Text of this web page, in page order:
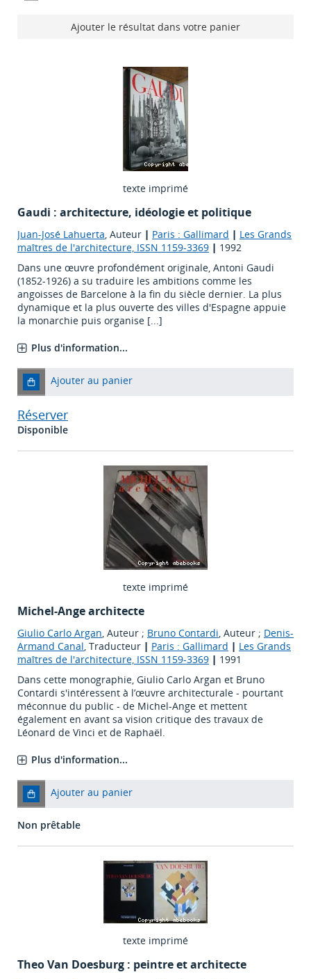
Ajouter le résultat dans votre panier
texte imprimé
Gaudi : architecture, idéologie et politique
Juan-José Lahuerta, Auteur | Paris : Gallimard | Les Grands
maîtres de l'architecture, ISSN 1159-3369 | 1992
Dans une œuvre profondément originale, Antoni Gaudi
(1852-1926) a su traduire les ambitions comme les
angoisses de Barcelone à la fin du siècle dernier. La plus
dynamique et la plus ouverte des villes d'Espagne appuie
la monarchie puis organise [...]
Plus d'information...
Ajouter au panier
Réserver
Disponible
texte imprimé
Michel-Ange architecte
Giulio Carlo Argan, Auteur ; Bruno Contardi, Auteur ; Denis-
Armand Canal, Traducteur | Paris : Gallimard | Les Grands
maîtres de l'architecture, ISSN 1159-3369 | 1991
Dans cette monographie, Giulio Carlo Argan et Bruno
Contardi s'intéressent à l’œuvre architecturale - pourtant
méconnue du public - de Michel-Ange et mettent
également en avant sa vision critique des travaux de
Léonard de Vinci et de Raphaël.
Plus d'information...
Ajouter au panier
Non prêtable
texte imprimé
Theo Van Doesburg : peintre et architecte